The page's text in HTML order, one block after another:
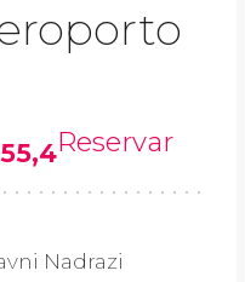
55,4Reservar
Nadrazi